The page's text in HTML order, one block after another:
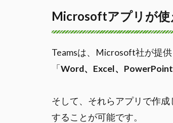
Microsoftアプリが使
Teamsは、Microsoft社が提
「Word、Excel、
そして、それらアプリで作
することが可能です。